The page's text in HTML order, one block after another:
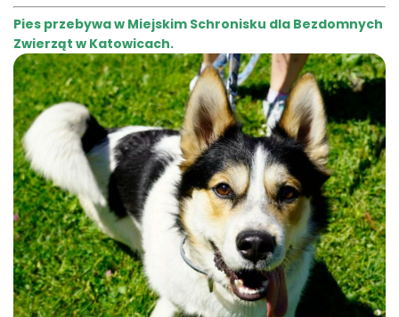
Pies przebywa w Miejskim Schronisku dla Bezdomnych
Zwierząt w Katowicach.